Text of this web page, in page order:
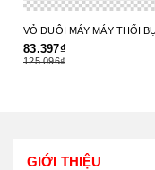
83.397₫
125.096₫
GIỚI THIỆU